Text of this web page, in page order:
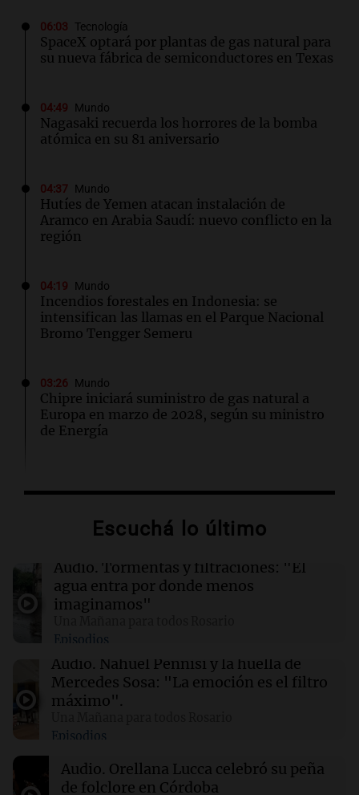
06:03 Tecnología
SpaceX optará por plantas de gas natural para
su nueva fábrica de semiconductores en Texas
04:49 Mundo
Nagasaki recuerda los horrores de la bomba
atómica en su 81 aniversario
04:37 Mundo
Hutíes de Yemen atacan instalación de
Aramco en Arabia Saudí: nuevo conflicto en la
región
04:19 Mundo
Incendios forestales en Indonesia: se
intensifican las llamas en el Parque Nacional
Bromo Tengger Semeru
03:26 Mundo
Chipre iniciará suministro de gas natural a
Europa en marzo de 2028, según su ministro
de Energía
Más de 1.300 vuelos cancelados en Shanghái
02:03 Tecnología
Airbnb acelera el lanzamiento de funciones
gracias a la inteligencia artificial en su
búsqueda
01:49 Mundo
El Pentágono solicita a la industria de defensa
un aumento en la producción de armas
01:31 Ciencia
Reducir alimentos dulces no disminuye
antojos ni mejora la salud, según estudio
Escuchá lo último
Audio. Tormentas y filtraciones: "El
agua entra por donde menos
imaginamos"
Episodios
Audio. Nahuel Pennisi y la huella de
Mercedes Sosa: "La emoción es el filtro
máximo".
Episodios
Audio. Orellana Lucca celebró su peña
de folclore en Córdoba